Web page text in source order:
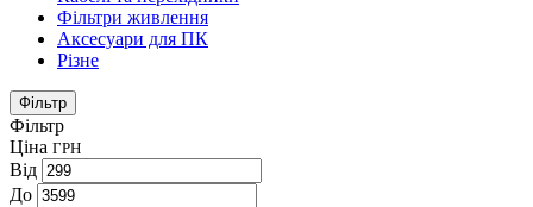
Фільтри живлення
Аксесуари для ПК
Різне
Фільтр
Фільтр
Ціна ГРН
Від
До